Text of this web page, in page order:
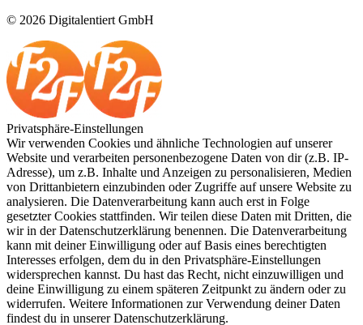
© 2026 Digitalentiert GmbH
Privatsphäre-Einstellungen
Wir verwenden Cookies und ähnliche Technologien auf unserer
Website und verarbeiten personenbezogene Daten von dir (z.B. IP-
Adresse), um z.B. Inhalte und Anzeigen zu personalisieren, Medien
von Drittanbietern einzubinden oder Zugriffe auf unsere Website zu
analysieren. Die Datenverarbeitung kann auch erst in Folge
gesetzter Cookies stattfinden. Wir teilen diese Daten mit Dritten, die
wir in der Datenschutzerklärung benennen. Die Datenverarbeitung
kann mit deiner Einwilligung oder auf Basis eines berechtigten
Interesses erfolgen, dem du in den Privatsphäre-Einstellungen
widersprechen kannst. Du hast das Recht, nicht einzuwilligen und
deine Einwilligung zu einem späteren Zeitpunkt zu ändern oder zu
widerrufen. Weitere Informationen zur Verwendung deiner Daten
findest du in unserer Datenschutzerklärung.